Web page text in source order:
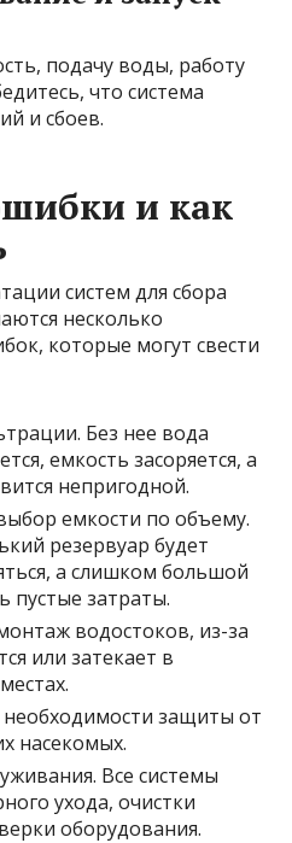
подачу воды, работу
что система
и сбоев.
и как
систем для сбора
несколько
которые могут свести
Без нее вода
емкость засоряется, а
непригодной.
емкости по объему.
резервуар будет
а слишком большой
пустые затраты.
водостоков, из-за
или затекает в
защиты от
насекомых.
Все системы
ухода, очистки
оборудования.